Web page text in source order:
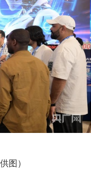
图）